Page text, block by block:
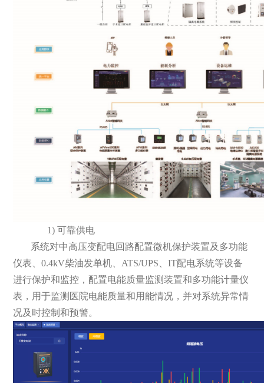
1) 可靠供电
系统对中高压变配电回路配置微机保护装置及多功能
仪表、0.4kV柴油发单机、ATS/UPS、IT配电系统等设备
进行保护和监控，配置电能质量监测装置和多功能计量仪
表，用于监测医院电能质量和用能情况，并对系统异常情
况及时控制和预警。